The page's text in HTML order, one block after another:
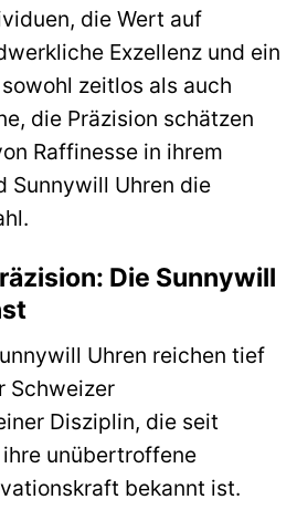
die Wert auf
Exzellenz und ein
zeitlos als auch
die Präzision schätzen
Raffinesse in ihrem
Sunnywill Uhren die
Die Sunnywill
Uhren reichen tief
Schweizer
Disziplin, die seit
unübertroffene
bekannt ist.